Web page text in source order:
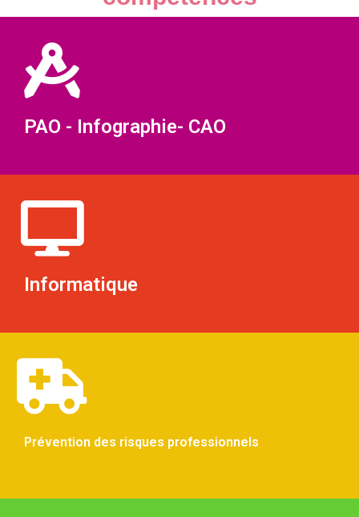
PAO - Infographie- CAO
Informatique
Prévention des risques professionnels